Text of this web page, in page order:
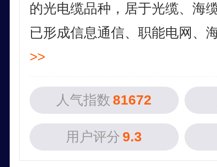
的光电缆品种，居于光缆、海
已形成信息通信、职能电网、
>>
人气指数 81672
用户评分 9.3